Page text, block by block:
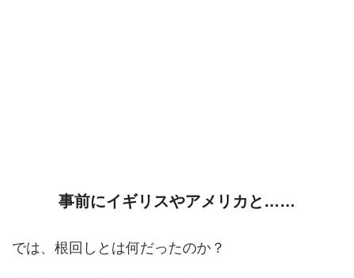
事前にイギリスやアメリカと……
では、根回しとは何だったのか？